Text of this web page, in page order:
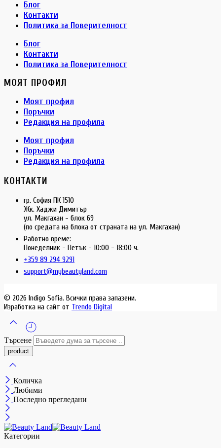
Блог
Контакти
Политика за Поверителност
Блог
Контакти
Политика за Поверителност
МОЯТ ПРОФИЛ
Моят профил
Поръчки
Редакция на профила
Моят профил
Поръчки
Редакция на профила
КОНТАКТИ
гр. София ПК 1510
Жк. Хаджи Димитър
ул. Макгахан - блок 69
(по средата на блока от страната на ул. Макгахан)
Работно време:
Понеделник - Петък - 10:00 - 18:00 ч.
+359 89 294 9291
support@mybeautyland.com
© 2026 Indigo Sofia. Всички права запазени.
Изработка на сайт от Trendo Digital
Търсене
Количка
Любими
Последно прегледани
Категории